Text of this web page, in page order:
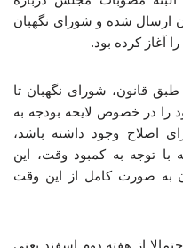
ارسال شده و شورای نگهبان
کرده بود.
قانون، شورای نگهبان تا
را در خصوص لایحه بودجه به
اصلاح وجود داشته باشد،
با توجه به کمبود وقت، این
به صورت کامل از این وقت
از هفته دوم اسفند یعنی